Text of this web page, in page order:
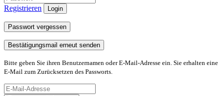
Registrieren Login
Passwort vergessen
Bestätigungsmail erneut senden
Bitte geben Sie ihren Benutzernamen oder E-Mail-Adresse ein. Sie erhalten eine
E-Mail zum Zurücksetzen des Passworts.